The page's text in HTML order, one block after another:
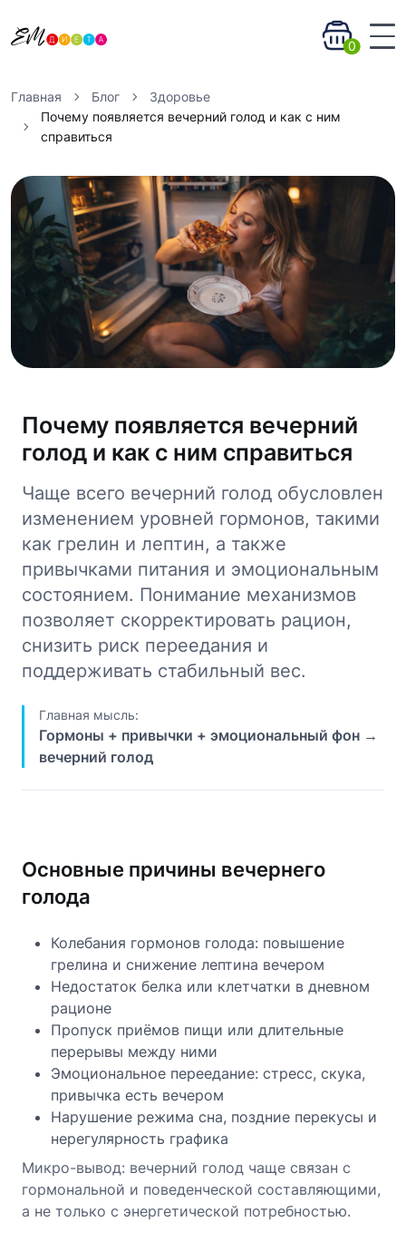
0
Главная Блог
Здоровье
Почему появляется вечерний голод и как с ним
справиться
Почему появляется вечерний
голод и как с ним справиться
Чаще всего вечерний голод обусловлен
изменением уровней гормонов, такими
как грелин и лептин, а также
привычками питания и эмоциональным
состоянием. Понимание механизмов
позволяет скорректировать рацион,
снизить риск переедания и
поддерживать стабильный вес.
Главная мысль:
Гормоны + привычки + эмоциональный фон →
вечерний голод
Основные причины вечернего
голода
Колебания гормонов голода: повышение
грелина и снижение лептина вечером
Недостаток белка или клетчатки в дневном
рационе
Пропуск приёмов пищи или длительные
перерывы между ними
Эмоциональное переедание: стресс, скука,
привычка есть вечером
Нарушение режима сна, поздние перекусы и
нерегулярность графика
Микро-вывод: вечерний голод чаще связан с
гормональной и поведенческой составляющими,
а не только с энергетической потребностью.